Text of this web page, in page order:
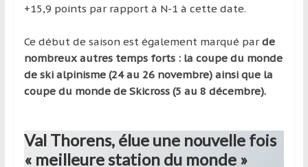
+15,9 points par rapport à N-1 à cette date.
Ce début de saison est également marqué par de
nombreux autres temps forts : la coupe du monde
de ski alpinisme (24 au 26 novembre) ainsi que la
coupe du monde de Skicross (5 au 8 décembre).
Val Thorens, élue une nouvelle fois
« meilleure station du monde »